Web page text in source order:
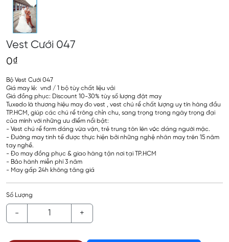
Vest Cưới 047
0₫
Bộ Vest Cưới 047
Giá may lẻ: vnđ / 1 bộ tùy chất liệu vải
Giá đồng phục: Discount 10-30% tùy số lượng đặt may
Tuxedo là thương hiệu may đo vest , vest chú rể chất lượng uy tín hàng đầu
TP.HCM, giúp các chú rể trông chỉn chu, sang trọng trong ngày trọng đại
của mình với những ưu điểm nổi bật:
- Vest chú rể form dáng vừa vặn, trẻ trung tôn lên vóc dáng người mặc.
- Đường may tinh tế được thực hiện bởi những nghệ nhân may trên 15 năm
tay nghề.
- Đo may đồng phục & giao hàng tận nơi tại TP.HCM
- Bảo hành miễn phí 3 năm
- May gấp 24h không tăng giá
Số Lượng
- +